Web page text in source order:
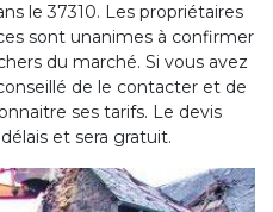
le 37310. Les propriétaires
sont unanimes à confirmer
du marché. Si vous avez
de le contacter et de
ses tarifs. Le devis
et sera gratuit.